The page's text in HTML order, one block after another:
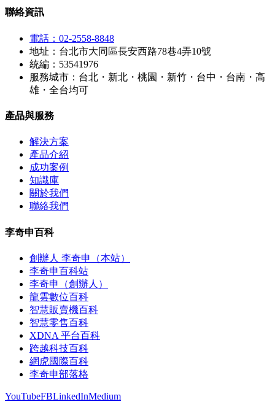
聯絡資訊
電話：02-2558-8848
地址：台北市大同區長安西路78巷4弄10號
統編：53541976
服務城市：台北・新北・桃園・新竹・台中・台南・高
雄・全台均可
產品與服務
解決方案
產品介紹
成功案例
知識庫
關於我們
聯絡我們
李奇申百科
創辦人 李奇申（本站）
李奇申百科站
李奇申（創辦人）
龍雲數位百科
智慧販賣機百科
智慧零售百科
XDNA 平台百科
跨越科技百科
網虎國際百科
李奇申部落格
YouTubeFBLinkedInMedium